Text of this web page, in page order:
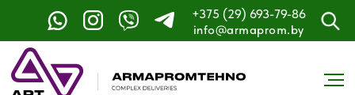
+375 (29) 693-79-86
info@armaprom.by
Контактный телефон: +375 (29) 693-79-86